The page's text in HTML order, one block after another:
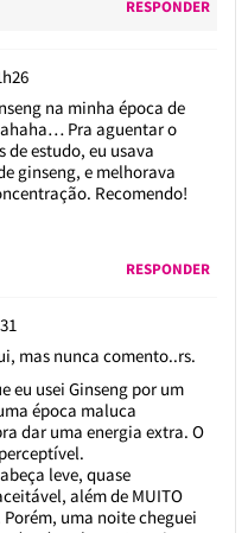
RESPONDER
na minha época de
Pra aguentar o
de estudo, eu usava
ginseng, e melhorava
Recomendo!
RESPONDER
mas nunca comento..rs.
eu usei Ginseng por um
época maluca
dar uma energia extra. O
leve, quase
além de MUITO
uma noite cheguei